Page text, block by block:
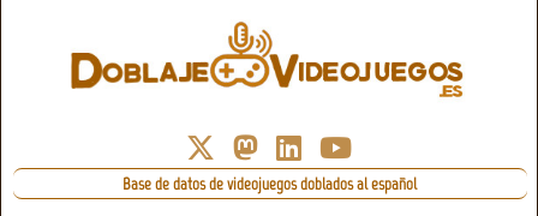
Base de datos de videojuegos doblados al español